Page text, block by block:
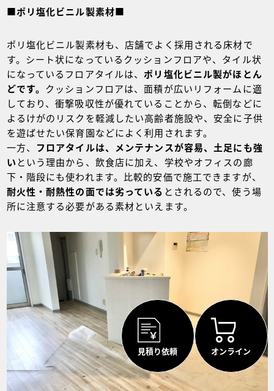
■ポリ塩化ビニル製素材■
ポリ塩化ビニル製素材も、店舗でよく採用される床材で
す。シート状になっているクッションフロアや、タイル状
になっているフロアタイルは、ポリ塩化ビニル製がほとん
どです。 クッションフロアは、面積が広いリフォームに適
しており、衝撃吸収性が優れていることから、転倒などに
よるけがのリスクを軽減したい高齢者施設や、安全に子供
を遊ばせたい保育園などによく利用されます。
一方、
フロアタイルは、メンテナンスが容易、土足にも強
い という理由から、飲食店に加え、学校やオフィスの廊
下・階段にも使われます。比較的安価で施工できますが、
耐火性・耐熱性の面では劣っている とされるので、使う場
所に注意する必要がある素材といえます。
見積り依頼 オンライン